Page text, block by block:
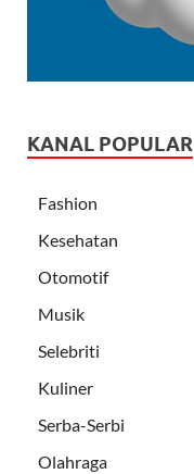
KANAL POPULAR
Fashion
Kesehatan
Otomotif
Musik
Selebriti
Kuliner
Serba-Serbi
Olahraga